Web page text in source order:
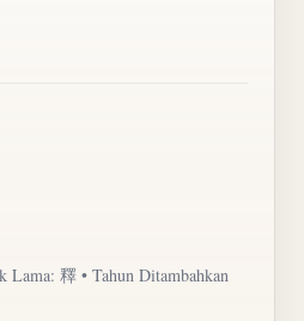
釋 • Tahun Ditambahkan